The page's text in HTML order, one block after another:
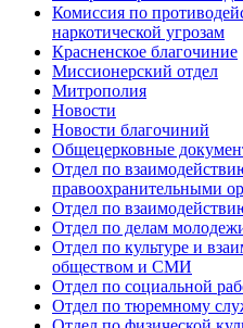
Комиссия по
наркотической угрозам
Красненское благочиние
Миссионерский отдел
Митрополия
Новости
Новости благочиний
Общецерковные
Отдел по
правоохранительными
Отдел по
Отдел по делам
Отдел по культуре и
обществом и СМИ
Отдел по социальной
Отдел по тюремному